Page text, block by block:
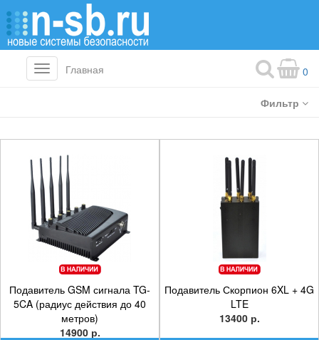
Toggle
navigation
Главная 0
Фильтр
Подавитель GSM сигнала TG-
5CA (радиус действия до 40
метров)
14900 р.
Подавитель Скорпион 6XL + 4G
LTE
13400 р.